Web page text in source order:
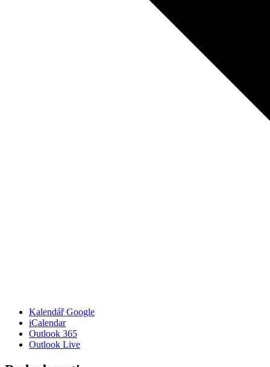
Kalendář Google
iCalendar
Outlook 365
Outlook Live